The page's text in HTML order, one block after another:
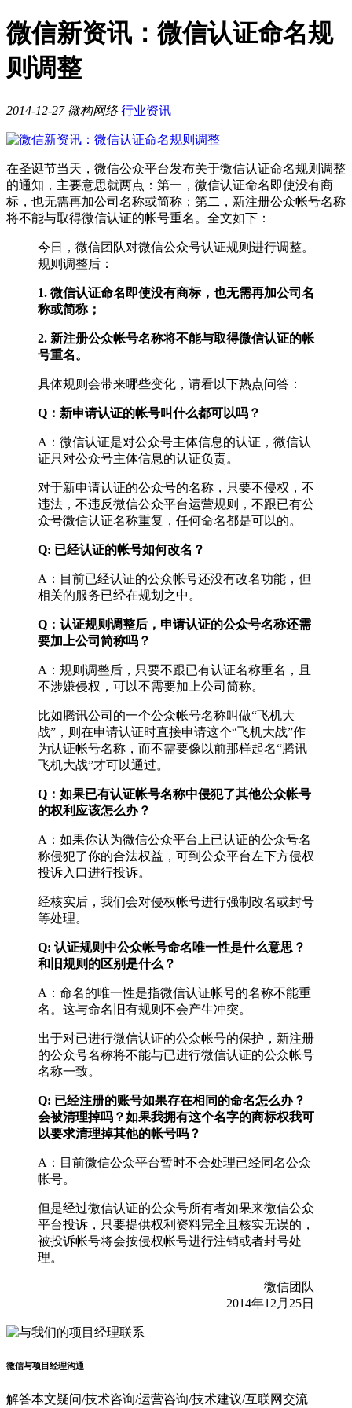
微信新资讯：微信认证命名规
则调整
2014-12-27 微构网络 行业资讯
在圣诞节当天，微信公众平台发布关于微信认证命名规则调整
的通知，主要意思就两点：第一，微信认证命名即使没有商
标，也无需再加公司名称或简称；第二，新注册公众帐号名称
将不能与取得微信认证的帐号重名。全文如下：
今日，微信团队对微信公众号认证规则进行调整。
规则调整后：
1. 微信认证命名即使没有商标，也无需再加公司名
称或简称；
2. 新注册公众帐号名称将不能与取得微信认证的帐
号重名。
具体规则会带来哪些变化，请看以下热点问答：
Q：新申请认证的帐号叫什么都可以吗？
A：微信认证是对公众号主体信息的认证，微信认
证只对公众号主体信息的认证负责。
对于新申请认证的公众号的名称，只要不侵权，不
违法，不违反微信公众平台运营规则，不跟已有公
众号微信认证名称重复，任何命名都是可以的。
Q: 已经认证的帐号如何改名？
A：目前已经认证的公众帐号还没有改名功能，但
相关的服务已经在规划之中。
Q：认证规则调整后，申请认证的公众号名称还需
要加上公司简称吗？
A：规则调整后，只要不跟已有认证名称重名，且
不涉嫌侵权，可以不需要加上公司简称。
比如腾讯公司的一个公众帐号名称叫做“飞机大
战”，则在申请认证时直接申请这个“飞机大战”作
为认证帐号名称，而不需要像以前那样起名“腾讯
飞机大战”才可以通过。
Q：如果已有认证帐号名称中侵犯了其他公众帐号
的权利应该怎么办？
A：如果你认为微信公众平台上已认证的公众号名
称侵犯了你的合法权益，可到公众平台左下方侵权
投诉入口进行投诉。
经核实后，我们会对侵权帐号进行强制改名或封号
等处理。
Q: 认证规则中公众帐号命名唯一性是什么意思？
和旧规则的区别是什么？
A：命名的唯一性是指微信认证帐号的名称不能重
名。这与命名旧有规则不会产生冲突。
出于对已进行微信认证的公众帐号的保护，新注册
的公众号名称将不能与已进行微信认证的公众帐号
名称一致。
Q: 已经注册的账号如果存在相同的命名怎么办？
会被清理掉吗？如果我拥有这个名字的商标权我可
以要求清理掉其他的帐号吗？
A：目前微信公众平台暂时不会处理已经同名公众
帐号。
但是经过微信认证的公众号所有者如果来微信公众
平台投诉，只要提供权利资料完全且核实无误的，
被投诉帐号将会按侵权帐号进行注销或者封号处
理。
微信团队
2014年12月25日
微信与项目经理沟通
解答本文疑问/技术咨询/运营咨询/技术建议/互联网交流